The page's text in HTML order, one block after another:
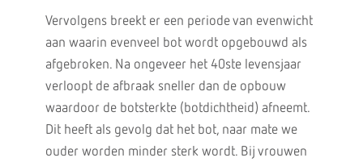
Vervolgens breekt er een periode van evenwicht
aan waarin evenveel bot wordt opgebouwd als
afgebroken. Na ongeveer het 40ste levensjaar
verloopt de afbraak sneller dan de opbouw
waardoor de botsterkte (botdichtheid) afneemt.
Dit heeft als gevolg dat het bot, naar mate we
ouder worden minder sterk wordt. Bij vrouwen